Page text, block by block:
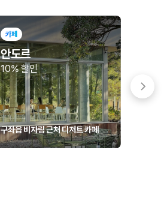
카페
안도르
10% 할인
구좌읍 비자림 근처 디저트 카페